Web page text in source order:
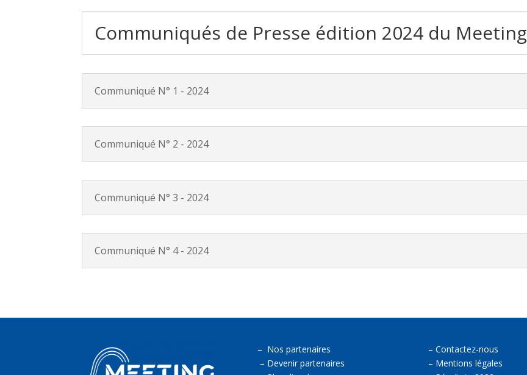
Communiqués de Presse édition 2024 du Meeting
Communiqué N° 1 - 2024
Communiqué N° 2 - 2024
Communiqué N° 3 - 2024
Communiqué N° 4 - 2024
– Nos partenaires
– Devenir partenaires
– Contactez-nous
– Mentions légales